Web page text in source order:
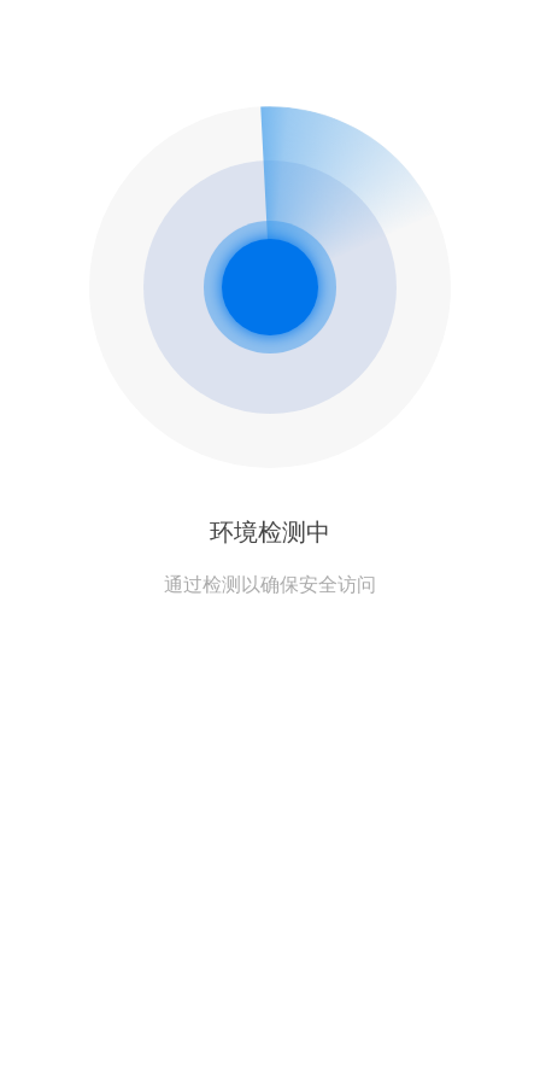
环境检测中
通过检测以确保安全访问